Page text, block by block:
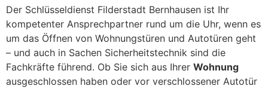
Der Schlüsseldienst Filderstadt Bernhausen ist Ihr
kompetenter Ansprechpartner rund um die Uhr, wenn es
um das Öffnen von Wohnungstüren und Autotüren geht
– und auch in Sachen Sicherheitstechnik sind die
Fachkräfte führend. Ob Sie sich aus Ihrer Wohnung
ausgeschlossen haben oder vor verschlossener Autotür